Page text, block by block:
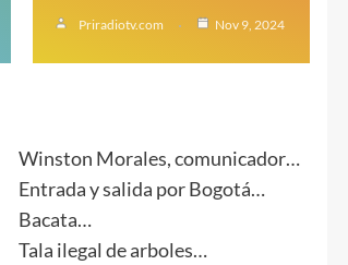
Priradiotv.com Nov 9, 2024
Winston Morales, comunicador…
Entrada y salida por Bogotá…
Bacata…
Tala ilegal de arboles…